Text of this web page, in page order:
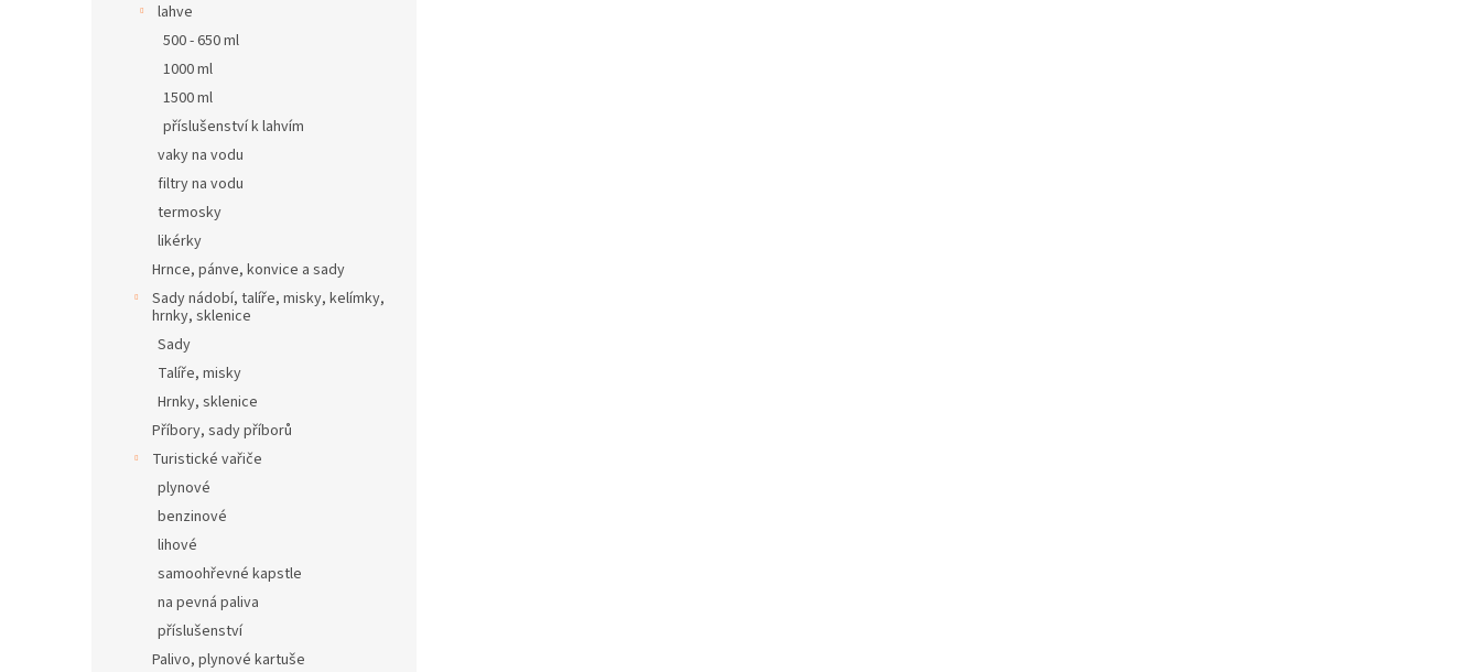
lahve
500 - 650 ml
1000 ml
1500 ml
příslušenství k lahvím
vaky na vodu
filtry na vodu
termosky
likérky
Hrnce, pánve, konvice a sady
Sady nádobí, talíře, misky, kelímky,
hrnky, sklenice
Sady
Talíře, misky
Hrnky, sklenice
Příbory, sady příborů
Turistické vařiče
plynové
benzinové
lihové
samoohřevné kapstle
na pevná paliva
příslušenství
Palivo, plynové kartuše